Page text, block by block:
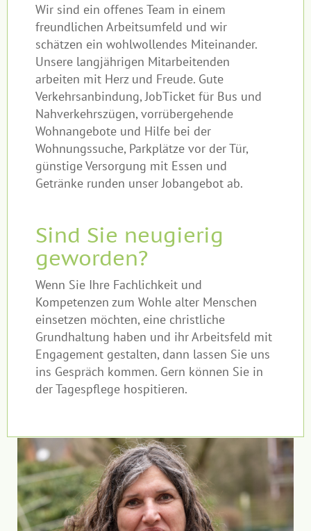
Wir sind ein offenes Team in einem
freundlichen Arbeitsumfeld und wir
schätzen ein wohlwollendes Miteinander.
Unsere langjährigen Mitarbeitenden
arbeiten mit Herz und Freude. Gute
Verkehrsanbindung, JobTicket für Bus und
Nahverkehrszügen, vorrübergehende
Wohnangebote und Hilfe bei der
Wohnungssuche, Parkplätze vor der Tür,
günstige Versorgung mit Essen und
Getränke runden unser Jobangebot ab.
Sind Sie neugierig
geworden?
Wenn Sie Ihre Fachlichkeit und
Kompetenzen zum Wohle alter Menschen
einsetzen möchten, eine christliche
Grundhaltung haben und ihr Arbeitsfeld mit
Engagement gestalten, dann lassen Sie uns
ins Gespräch kommen. Gern können Sie in
der Tagespflege hospitieren.